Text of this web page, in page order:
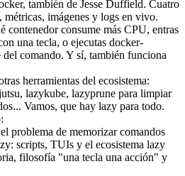
también de Jesse Duffield. Cuatro
métricas, imágenes y logs en vivo.
contenedor consume más CPU, entras
una tecla, o ejecutas docker-
del comando. Y sí, también funciona
herramientas del ecosistema:
lazykube, lazyprune para limpiar
Vamos, que hay lazy para todo.
problema de memorizar comandos
scripts, TUIs y el ecosistema lazy
filosofía "una tecla una acción" y